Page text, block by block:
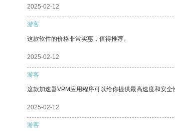
2025-02-12
游客
这款软件的价格非常实惠，值得推荐。
2025-02-12
游客
这款加速器VPM应用程序可以给你提供最高速度和安全
2025-02-12
游客